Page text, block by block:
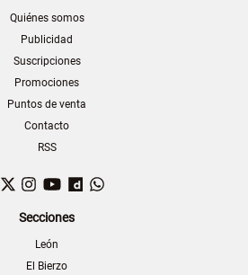
Quiénes somos
Publicidad
Suscripciones
Promociones
Puntos de venta
Contacto
RSS
Facebook
TwitterInstagram
YouTubeDailymotion
Secciones
León
El Bierzo